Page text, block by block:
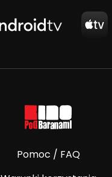
Pomoc / FAQ